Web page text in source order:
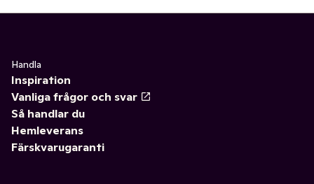
Handla
Inspiration
Vanliga frågor och svar
Så handlar du
Hemleverans
Färskvarugaranti